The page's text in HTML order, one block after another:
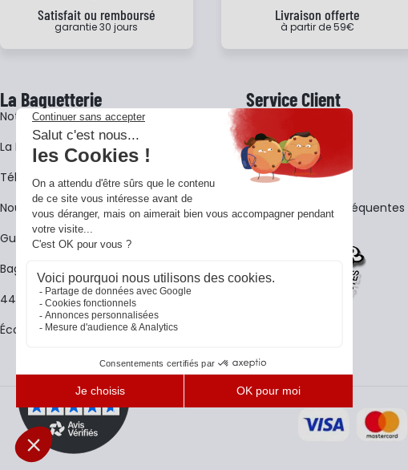
Satisfait ou remboursé
garantie 30 jours
Livraison offerte
à partir de 59€
La Baguetterie
Notre histoire
La BagShow
​Télécharger le catalogue
Nous contacter
Guides La Baguetterie
Baguetterie Shop Online
44 ans de rencontres
Écoles
Service Client
Garantie 3 ans
CGV
FAQ - Questions Fréquentes